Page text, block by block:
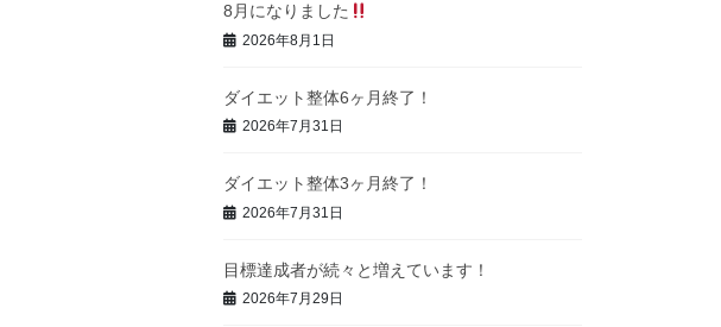
8月になりました
2026年8月1日
ダイエット整体6ヶ月終了！
2026年7月31日
ダイエット整体3ヶ月終了！
2026年7月31日
目標達成者が続々と増えています！
2026年7月29日